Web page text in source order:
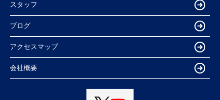
スタッフ
ブログ
アクセスマップ
会社概要